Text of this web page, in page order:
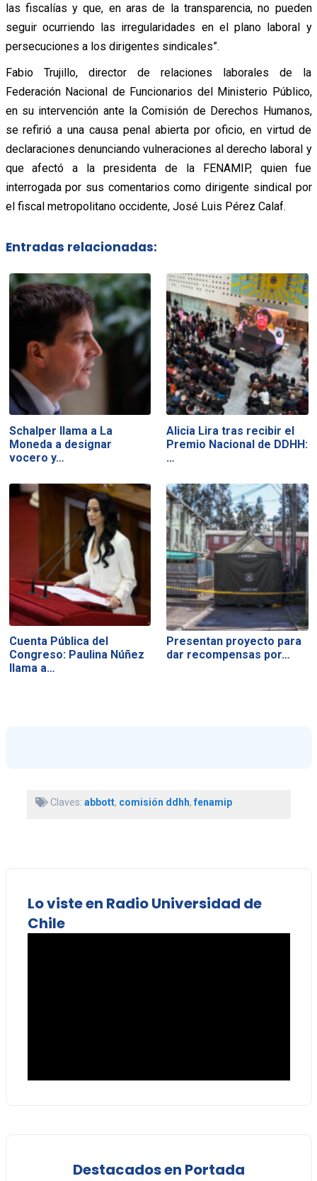
las fiscalías y que, en aras de la transparencia, no pueden
seguir ocurriendo las irregularidades en el plano laboral y
persecuciones a los dirigentes sindicales”.
Fabio Trujillo, director de relaciones laborales de la
Federación Nacional de Funcionarios del Ministerio Público,
en su intervención ante la Comisión de Derechos Humanos,
se refirió a una causa penal abierta por oficio, en virtud de
declaraciones denunciando vulneraciones al derecho laboral y
que afectó a la presidenta de la FENAMIP, quien fue
interrogada por sus comentarios como dirigente sindical por
el fiscal metropolitano occidente, José Luis Pérez Calaf.
Entradas relacionadas:
Schalper llama a La
Moneda a designar
vocero y…
Alicia Lira tras recibir el
Premio Nacional de DDHH:
…
Cuenta Pública del
Congreso: Paulina Núñez
llama a…
Presentan proyecto para
dar recompensas por…
Claves: abbott, comisión ddhh,fenamip
Lo viste en Radio Universidad de
Chile
Destacados en Portada